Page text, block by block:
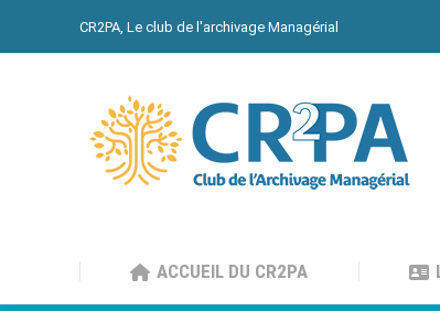
CR2PA, Le club de l'archivage Managérial
ACCUEIL DU CR2PA
ACCUEIL DU CR2PA